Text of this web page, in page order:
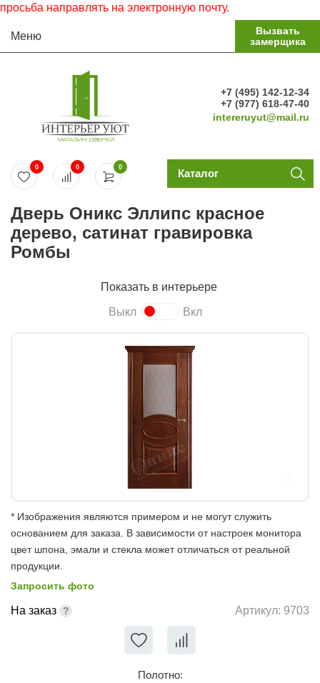
направлять на электронную почту.
Меню
Вызвать
замерщика
+7 (495) 142-12-34
+7 (977) 618-47-40
intereruyut@mail.ru
0
0 0 Каталог
Дверь Оникс Эллипс красное
дерево, сатинат гравировка
Ромбы
Показать в интерьере
Выкл Вкл
* Изображения являются примером и не могут служить
основанием для заказа. В зависимости от настроек монитора
цвет шпона, эмали и стекла может отличаться от реальной
продукции.
Запросить фото
На заказ Артикул: 9703
Полотно: